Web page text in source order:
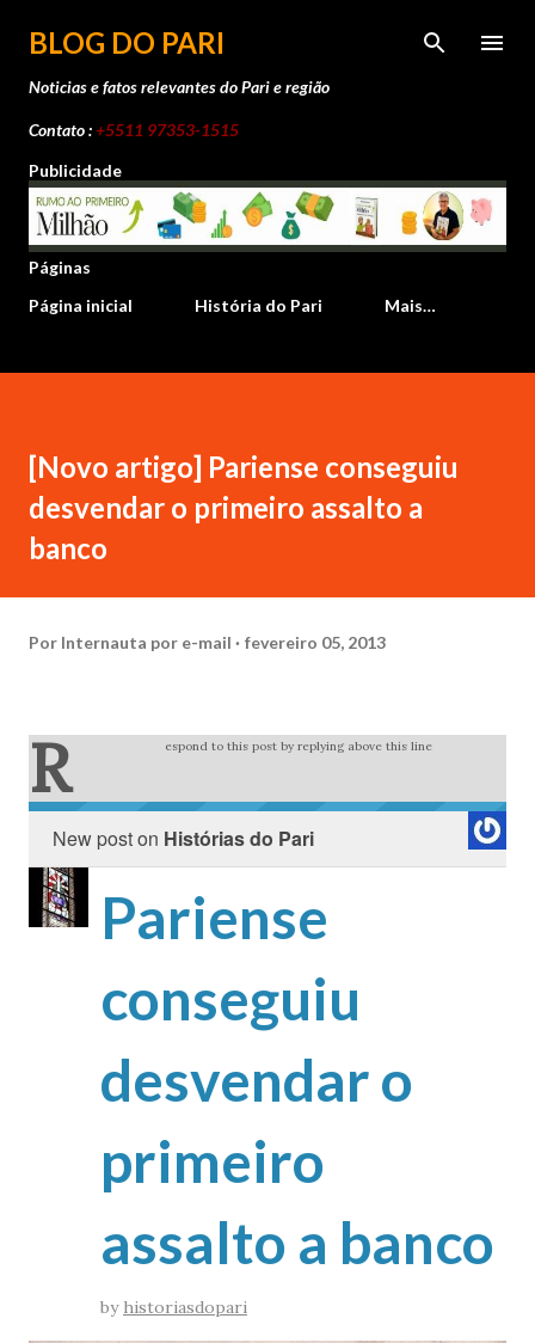
Pular para o conteúdo principal
BLOG DO PARI
Noticias e fatos relevantes do Pari e região
Contato :+5511 97353-1515
Publicidade
Páginas
Página inicial
História do Pari Mais…
[Novo artigo] Pariense conseguiu
desvendar o primeiro assalto a
banco
Por Internauta por e-mail fevereiro 05, 2013
R espond to this post by replying above this line
New post on Histórias do Pari
Pariense
conseguiu
desvendar o
primeiro
assalto a banco
by historiasdopari